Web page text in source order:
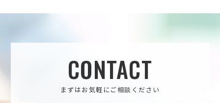
CONTACT
まずはお気軽にご相談ください